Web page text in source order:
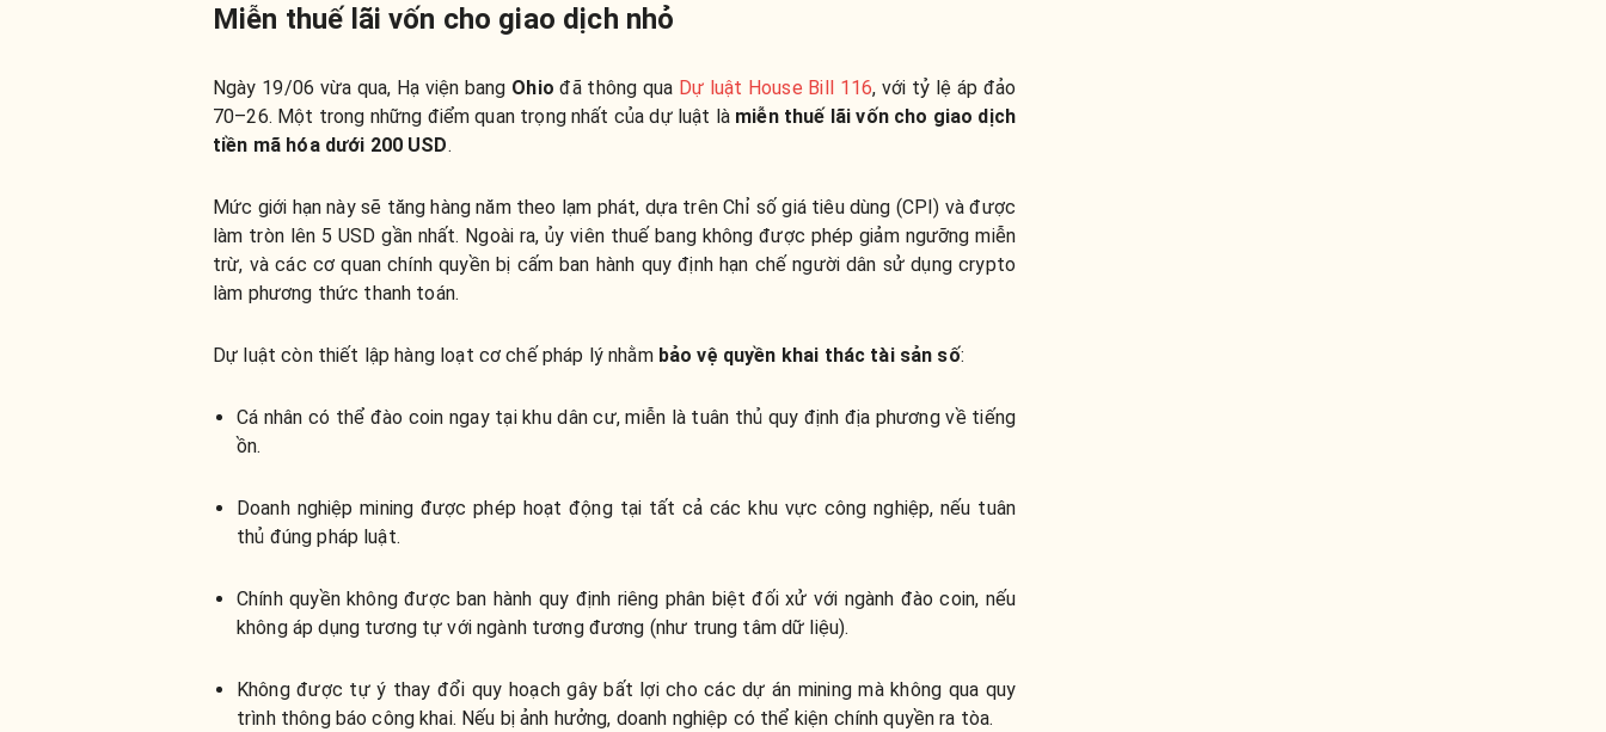
Miễn thuế lãi vốn cho giao dịch nhỏ
Ngày 19/06 vừa qua, Hạ viện bang Ohiođã thông qua Dự luật House Bill 116, với tỷ lệ áp đảo
70–26. Một trong những điểm quan trọng nhất của dự luật là miễn thuế lãi vốn cho giao dịch
tiền mã hóa dưới 200 USD.
Mức giới hạn này sẽ tăng hàng năm theo lạm phát, dựa trên Chỉ số giá tiêu dùng (CPI) và được
làm tròn lên 5 USD gần nhất. Ngoài ra, ủy viên thuế bang không được phép giảm ngưỡng miễn
trừ, và các cơ quan chính quyền bị cấm ban hành quy định hạn chế người dân sử dụng crypto
làm phương thức thanh toán.
Dự luật còn thiết lập hàng loạt cơ chế pháp lý nhằm bảo vệ quyền khai thác tài sản số:
Cá nhân có thể đào coin ngay tại khu dân cư, miễn là tuân thủ quy định địa phương về tiếng
ồn.
Doanh nghiệp mining được phép hoạt động tại tất cả các khu vực công nghiệp, nếu tuân
thủ đúng pháp luật.
Chính quyền không được ban hành quy định riêng phân biệt đối xử với ngành đào coin, nếu
không áp dụng tương tự với ngành tương đương (như trung tâm dữ liệu).
Không được tự ý thay đổi quy hoạch gây bất lợi cho các dự án mining mà không qua quy
trình thông báo công khai. Nếu bị ảnh hưởng, doanh nghiệp có thể kiện chính quyền ra tòa.